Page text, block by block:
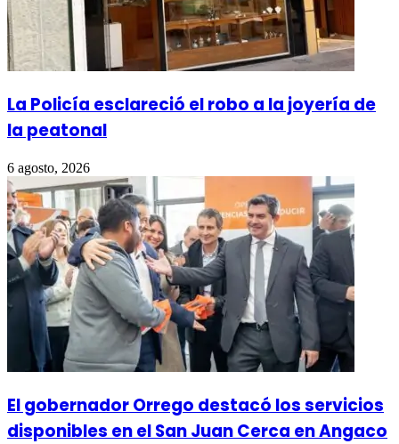
La Policía esclareció el robo a la joyería de
la peatonal
6 agosto, 2026
El gobernador Orrego destacó los servicios
disponibles en el San Juan Cerca en Angaco